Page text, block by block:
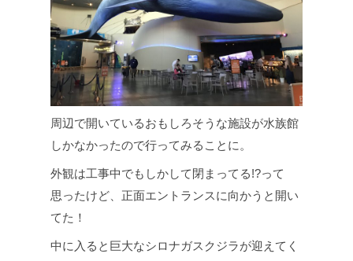
周辺で開いているおもしろそうな施設が水族館
しかなかったので行ってみることに。
外観は工事中でもしかして閉まってる!?って
思ったけど、正面エントランスに向かうと開い
てた！
中に入ると巨大なシロナガスクジラが迎えてく